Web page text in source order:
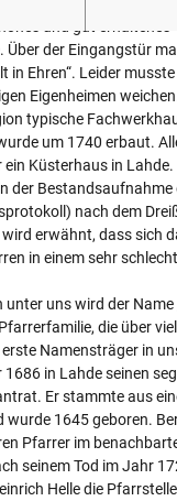
Über der Eingangstür
in Ehren“. Leider
Eigenheimen
typische
um 1740 erbaut.
ein Küsterhaus in
der
nach dem
erwähnt, dass sich
in einem sehr
unter uns wird der Name
die über
erste Namensträger in
1686 in Lahde seinen
Er stammte aus
wurde 1645 geboren.
Pfarrer im
seinem Tod im Jahr
Helle die